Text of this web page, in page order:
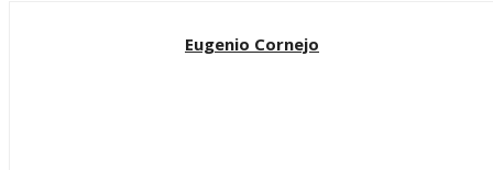
Eugenio Cornejo